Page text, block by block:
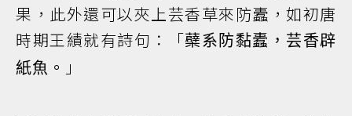
果，此外還可以夾上芸香草來防蠹，如初唐
時期王績就有詩句：「蘗系防黏蠹，芸香辟
紙魚。
」